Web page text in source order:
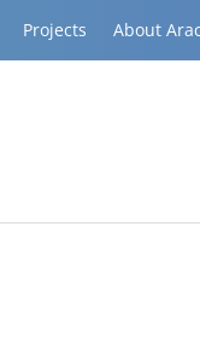
Projects About